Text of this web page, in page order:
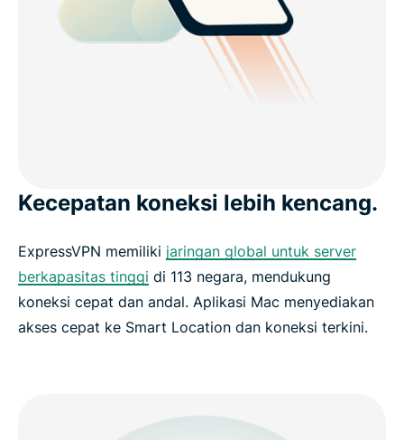
Kecepatan koneksi lebih kencang.
ExpressVPN memiliki jaringan global untuk server
berkapasitas tinggi di 113 negara, mendukung
koneksi cepat dan andal. Aplikasi Mac menyediakan
akses cepat ke Smart Location dan koneksi terkini.